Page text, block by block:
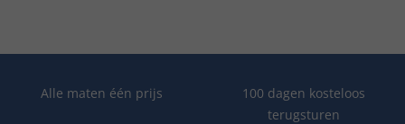
Alle maten één prijs
100 dagen kosteloos
terugsturen